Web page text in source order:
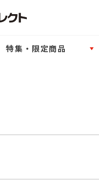
特集・限定商品